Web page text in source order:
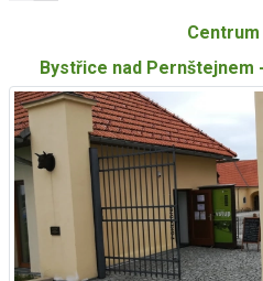
Centrum
Bystřice nad Pernštejnem